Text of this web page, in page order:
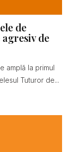
de
de
amplă la primul
Tuturor de...